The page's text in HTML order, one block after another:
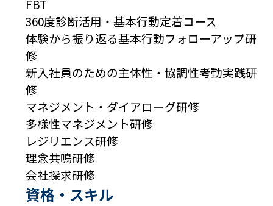
FBT
360度診断活用・基本行動定着コース
体験から振り返る基本行動フォローアップ研
修
新入社員のための主体性・協調性考動実践研
修
マネジメント・ダイアローグ研修
多様性マネジメント研修
レジリエンス研修
理念共鳴研修
会社探求研修
資格・スキル